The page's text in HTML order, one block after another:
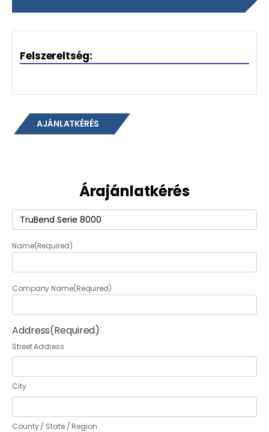
Felszereltség:
AJÁNLATKÉRÉS
Árajánlatkérés
Termék(Required)
Name(Required)
Company Name(Required)
Address(Required)
Street Address
City
County / State / Region